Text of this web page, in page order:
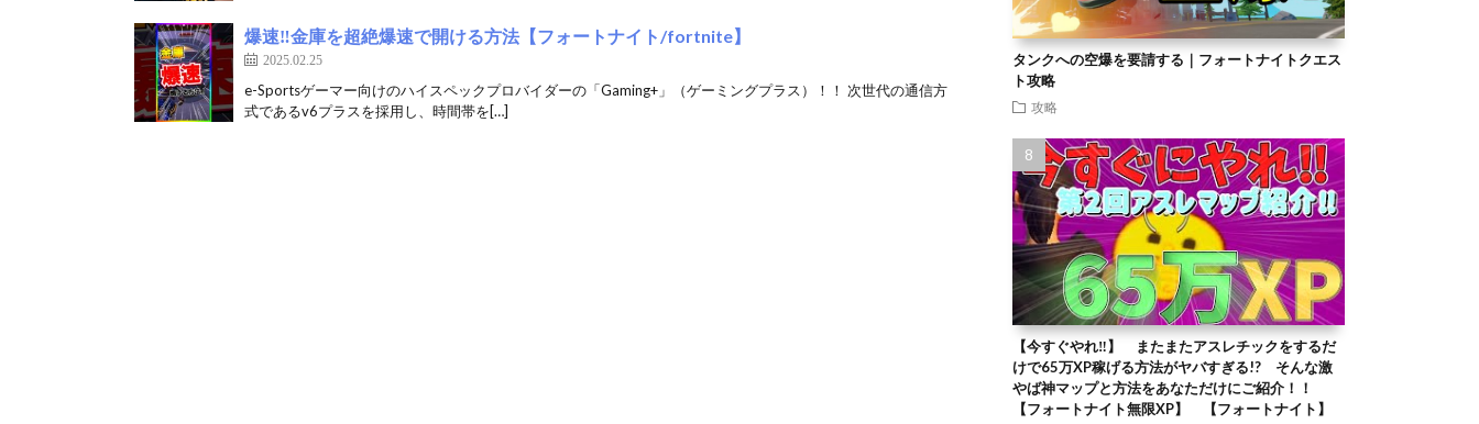
爆速‼️金庫を超絶爆速で開ける方法【フォートナイト/fortnite】
2025.02.25
e-Sportsゲーマー向けのハイスペックプロバイダーの「Gaming+」（ゲーミングプラス）！！ 次世代の通信方
式であるv6プラスを採用し、時間帯を[…]
タンクへの空爆を要請する｜フォートナイトクエス
ト攻略
攻略
【今すぐやれ‼】 またまたアスレチックをするだ
けで65万XP稼げる方法がヤバすぎる!? そんな激
やば神マップと方法をあなただけにご紹介！！
【フォートナイト無限XP】 【フォートナイト】